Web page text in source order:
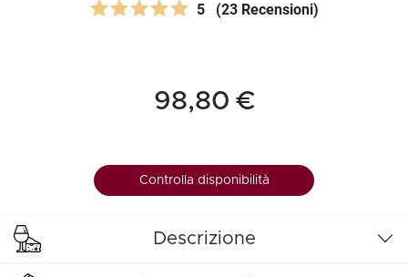
5 (23 Recensioni)
98,80 €
Controlla disponibilità
Descrizione